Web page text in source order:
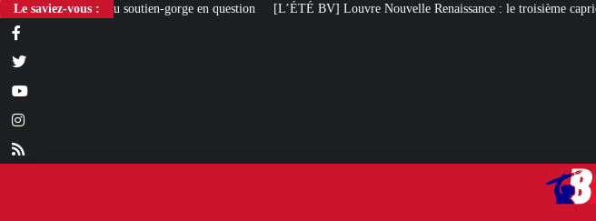
Le saviez-vous :
gorge en question [L’ÉTÉ BV] Louvre Nouvelle Renaissance : le troisième caprice patrimonial de Macron